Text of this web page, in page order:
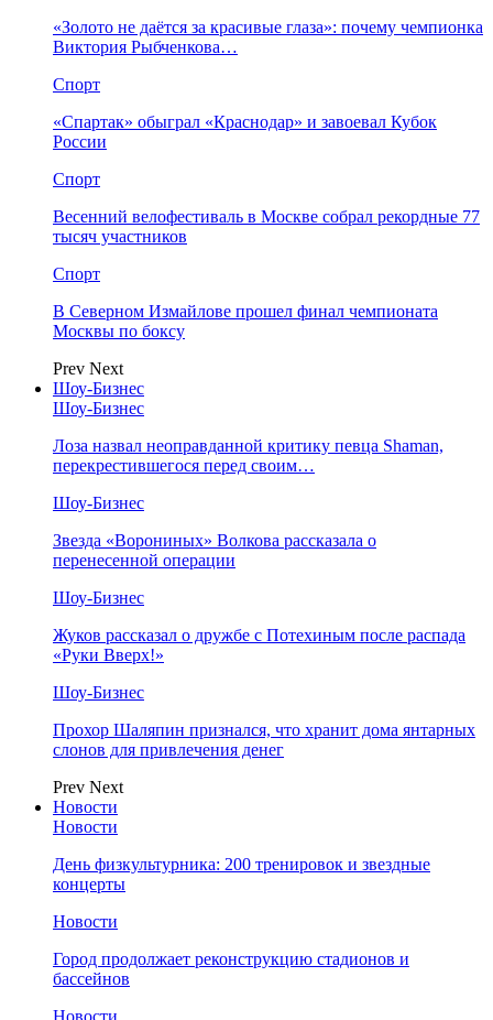
«Золото не даётся за красивые глаза»: почему чемпионка
Виктория Рыбченкова…
Спорт
«Спартак» обыграл «Краснодар» и завоевал Кубок
России
Спорт
Весенний велофестиваль в Москве собрал рекордные 77
тысяч участников
Спорт
В Северном Измайлове прошел финал чемпионата
Москвы по боксу
Prev Next
Шоу-Бизнес
Шоу-Бизнес
Лоза назвал неоправданной критику певца Shaman,
перекрестившегося перед своим…
Шоу-Бизнес
Звезда «Ворониных» Волкова рассказала о
перенесенной операции
Шоу-Бизнес
Жуков рассказал о дружбе с Потехиным после распада
«Руки Вверх!»
Шоу-Бизнес
Прохор Шаляпин признался, что хранит дома янтарных
слонов для привлечения денег
Prev Next
Новости
Новости
День физкультурника: 200 тренировок и звездные
концерты
Новости
Город продолжает реконструкцию стадионов и
бассейнов
Новости